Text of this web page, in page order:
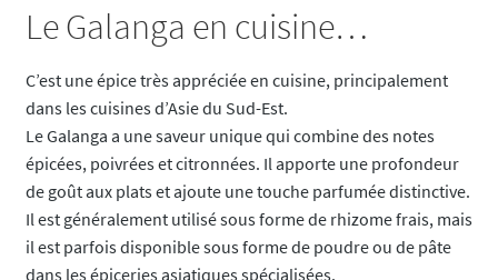
Le Galanga en cuisine…
C’est une épice très appréciée en cuisine, principalement
dans les cuisines d’Asie du Sud-Est.
Le Galanga a une saveur unique qui combine des notes
épicées, poivrées et citronnées. Il apporte une profondeur
de goût aux plats et ajoute une touche parfumée distinctive.
Il est généralement utilisé sous forme de rhizome frais, mais
il est parfois disponible sous forme de poudre ou de pâte
dans les épiceries asiatiques spécialisées.